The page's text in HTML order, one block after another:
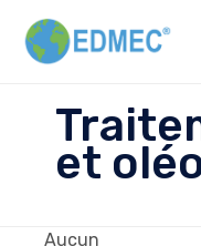
et
Aucun